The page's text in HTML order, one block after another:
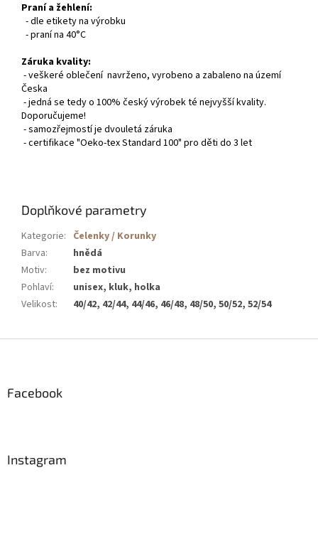
Praní a žehlení:
- dle etikety na výrobku
- praní na 40°C
Záruka kvality:
- veškeré oblečení navrženo, vyrobeno a zabaleno na území
Česka
- jedná se tedy o 100% český výrobek té nejvyšší kvality.
Doporučujeme!
- samozřejmostí je dvouletá záruka
- certifikace "Oeko-tex Standard 100" pro děti do 3 let
Doplňkové parametry
Kategorie: Čelenky / Korunky
Barva:
hnědá
Motiv:
bez motivu
Pohlaví:
unisex, kluk, holka
Velikost: 40/42, 42/44, 44/46, 46/48, 48/50, 50/52, 52/54
Facebook
Instagram